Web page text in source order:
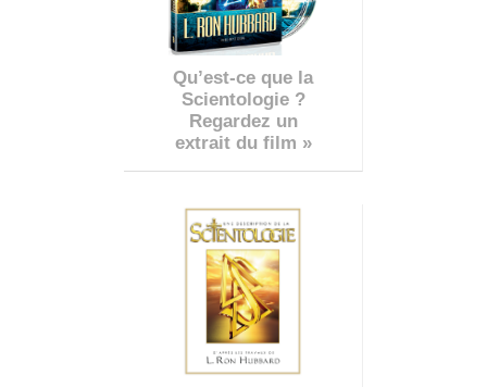
Qu’est-ce que la
Scientologie ?
Regardez un
extrait du film »